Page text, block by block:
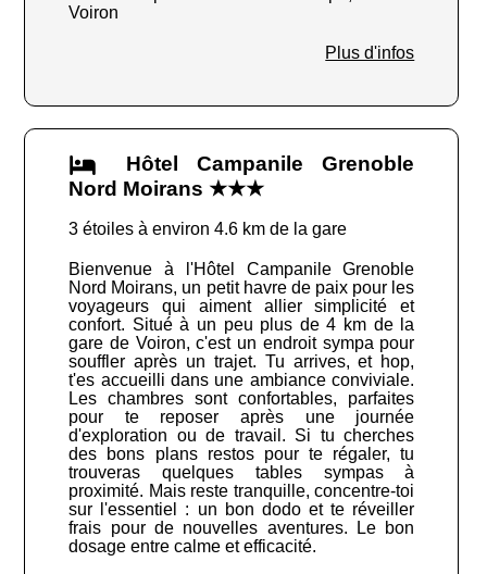
Voiron
Plus d'infos
Hôtel Campanile Grenoble
Nord Moirans ★★★
3 étoiles à environ 4.6 km de la gare
Bienvenue à l'Hôtel Campanile Grenoble
Nord Moirans, un petit havre de paix pour les
voyageurs qui aiment allier simplicité et
confort. Situé à un peu plus de 4 km de la
gare de Voiron, c'est un endroit sympa pour
souffler après un trajet. Tu arrives, et hop,
t'es accueilli dans une ambiance conviviale.
Les chambres sont confortables, parfaites
pour te reposer après une journée
d'exploration ou de travail. Si tu cherches
des bons plans restos pour te régaler, tu
trouveras quelques tables sympas à
proximité. Mais reste tranquille, concentre-toi
sur l'essentiel : un bon dodo et te réveiller
frais pour de nouvelles aventures. Le bon
dosage entre calme et efficacité.